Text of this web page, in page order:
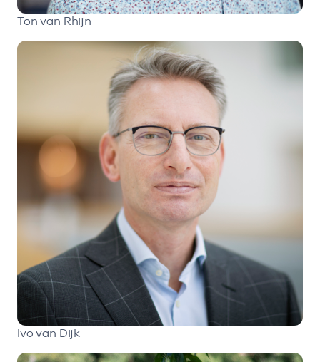
Ton van Rhijn
Ivo van Dijk